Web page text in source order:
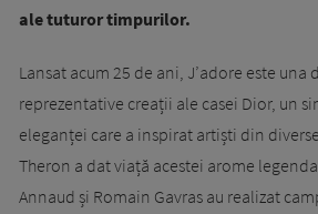
ale tuturor timpurilor.
Lansat acum 25 de ani, J’adore este una
reprezentative creații ale casei Dior, un
eleganței care a inspirat artiști din
Theron a dat viață acestei arome
Annaud și Romain Gavras au realizat